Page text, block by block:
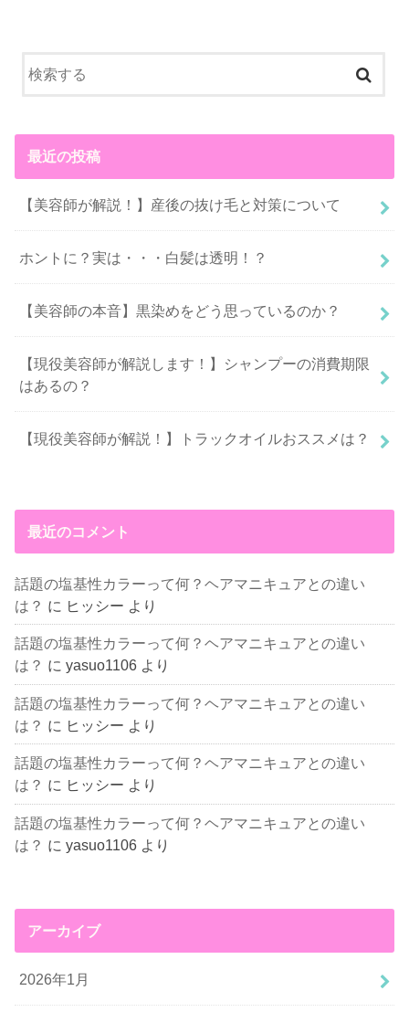
最近の投稿
【美容師が解説！】産後の抜け毛と対策について
ホントに？実は・・・白髪は透明！？
【美容師の本音】黒染めをどう思っているのか？
【現役美容師が解説します！】シャンプーの消費期限
はあるの？
【現役美容師が解説！】トラックオイルおススメは？
最近のコメント
話題の塩基性カラーって何？ヘアマニキュアとの違い
は？ に ヒッシー より
話題の塩基性カラーって何？ヘアマニキュアとの違い
は？ にyasuo1106 より
話題の塩基性カラーって何？ヘアマニキュアとの違い
は？ に ヒッシー より
話題の塩基性カラーって何？ヘアマニキュアとの違い
は？ に ヒッシー より
話題の塩基性カラーって何？ヘアマニキュアとの違い
は？ にyasuo1106 より
アーカイブ
2026年1月